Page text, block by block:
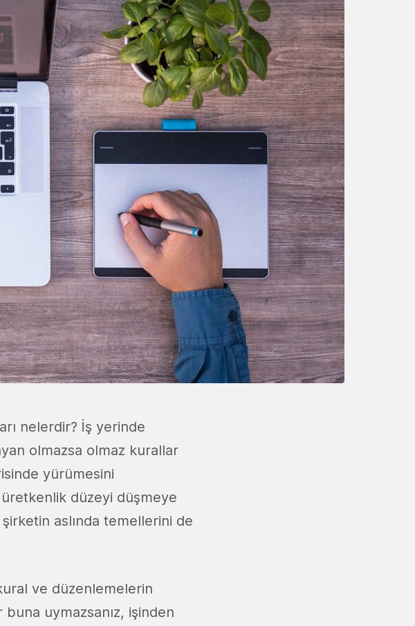
nelerdir? İş yerinde
olmazsa olmaz kurallar
yürümesini
düzeyi düşmeye
aslında temellerini de
ve düzenlemelerin
buna uymazsanız, işinden